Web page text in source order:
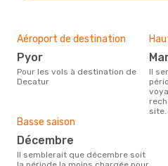
Aéroport de destination
Pyor
Pour les vols à destination de
Decatur
Il semblerait que mars soit la
site.
Basse saison
décembre
Il semblerait que décembre soit